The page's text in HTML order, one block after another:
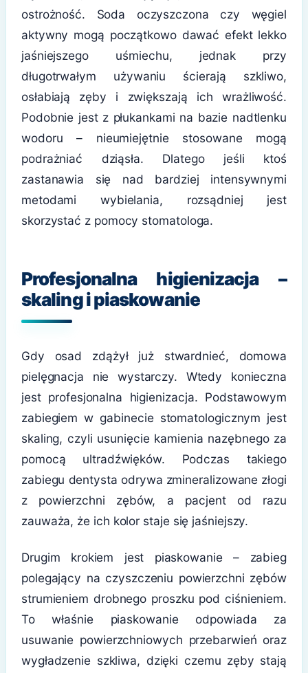
ostrożność. Soda oczyszczona czy węgiel
aktywny mogą początkowo dawać efekt lekko
jaśniejszego uśmiechu, jednak przy
długotrwałym używaniu ścierają szkliwo,
osłabiają zęby i zwiększają ich wrażliwość.
Podobnie jest z płukankami na bazie nadtlenku
wodoru – nieumiejętnie stosowane mogą
podrażniać dziąsła. Dlatego jeśli ktoś
zastanawia się nad bardziej intensywnymi
metodami wybielania, rozsądniej jest
skorzystać z pomocy stomatologa.
Profesjonalna higienizacja –
skaling i piaskowanie
Gdy osad zdążył już stwardnieć, domowa
pielęgnacja nie wystarczy. Wtedy konieczna
jest profesjonalna higienizacja. Podstawowym
zabiegiem w gabinecie stomatologicznym jest
skaling, czyli usunięcie kamienia nazębnego za
pomocą ultradźwięków. Podczas takiego
zabiegu dentysta odrywa zmineralizowane złogi
z powierzchni zębów, a pacjent od razu
zauważa, że ich kolor staje się jaśniejszy.
Drugim krokiem jest piaskowanie – zabieg
polegający na czyszczeniu powierzchni zębów
strumieniem drobnego proszku pod ciśnieniem.
To właśnie piaskowanie odpowiada za
usuwanie powierzchniowych przebarwień oraz
wygładzenie szkliwa, dzięki czemu zęby stają